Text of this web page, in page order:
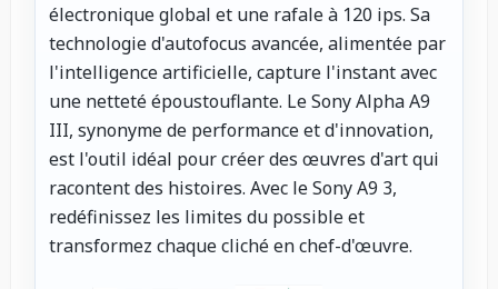
électronique global et une rafale à 120 ips. Sa
technologie d'autofocus avancée, alimentée par
l'intelligence artificielle, capture l'instant avec
une netteté époustouflante. Le Sony Alpha A9
III, synonyme de performance et d'innovation,
est l'outil idéal pour créer des œuvres d'art qui
racontent des histoires. Avec le Sony A9 3,
redéfinissez les limites du possible et
transformez chaque cliché en chef-d'œuvre.